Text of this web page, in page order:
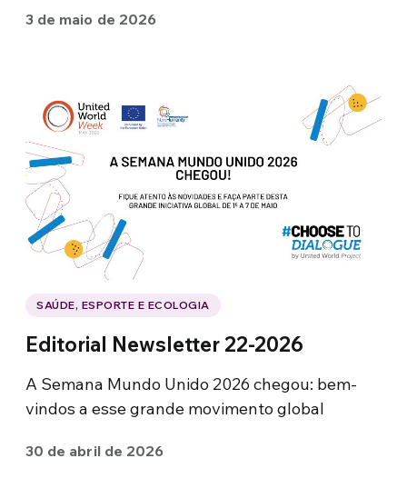
3 de maio de 2026
SAÚDE, ESPORTE E ECOLOGIA
Editorial Newsletter 22-2026
A Semana Mundo Unido 2026 chegou: bem-
vindos a esse grande movimento global
30 de abril de 2026